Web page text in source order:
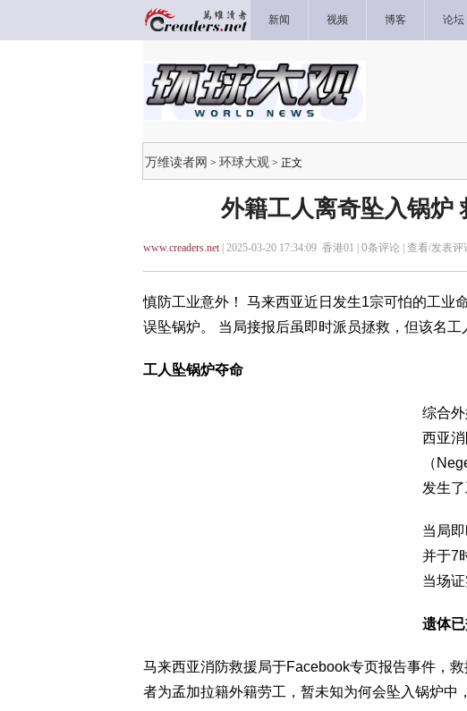
新闻 视频 博客 论坛
万维读者网 > 环球大观 > 正文
外籍工人离奇坠入锅炉
www.creaders.net| 2025-03-20 17:34:09 香港01 | 0条评论 | 查看/发表评
慎防工业意外！ 马来西亚近日发生1宗可怕的工业
误坠锅炉。 当局接报后虽即时派员拯救，但该名工
工人坠锅炉夺命
综合
西亚
（
发生
当局
并于7
当场证
遗体
马来西亚消防救援局于Facebook专页报告事件，
者为孟加拉籍外籍劳工，暂未知为何会坠入锅炉中